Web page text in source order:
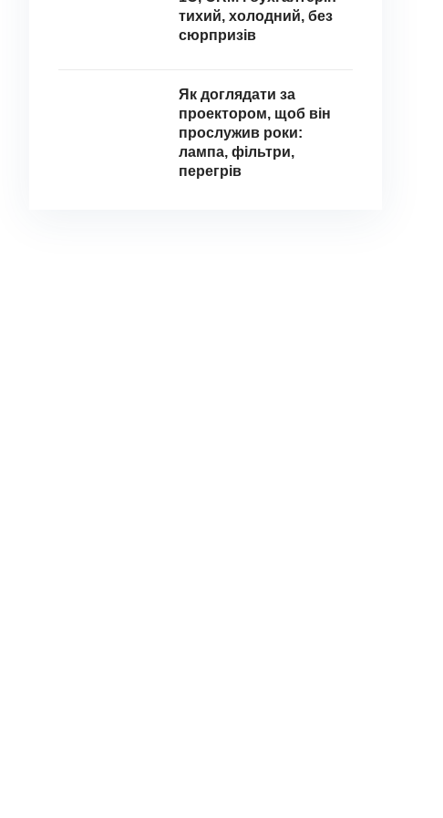
тихий, холодний, без
сюрпризів
Як доглядати за
проектором, щоб він
прослужив роки:
лампа, фільтри,
перегрів